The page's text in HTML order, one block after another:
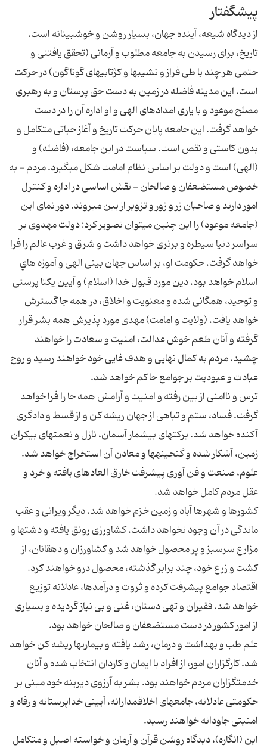
پيشگفتار
از ديدگاه شيعه، آينده جهان، بسيار روشن و خوشبينانه است.
تاريخ، براى رسيدن به جامعه مطلوب و آرمانى (تحقق يافتنى و
حتمى هر چند با طى فراز و نشيب‏ها و كژتابى‏هاى گوناگون) در حركت
است. اين مدينه فاضله در زمين به دست حق پرستان و به رهبرى
مصلح موعود و با يارى امدادهاى الهى و او اداره آن را در دست
خواهد گرفت. اين جامعه پايان حركت تاريخ و آغاز حياتى متكامل و
بدون كاستى و نقص است. سياست در اين جامعه، (فاضله) و
(الهى) است و دولت بر اساس نظام امامت شكل مى‏گيرد. مردم - به
خصوص مستضعفان و صالحان - نقش اساسى در اداره و كنترل
امور دارند و صاحبان زر و زور و تزوير از بين مى‏روند. دور نماى اين
(جامعه موعود) را اين چنين مى‏توان تصوير كرد: دولت مهدوى بر
سراسر دنيا سيطره و برترى خواهد داشت و شرق و غرب عالم را فرا
خواهد گرفت. حكومت او، بر اساس جهان بينى الهى و آموزه هاي
اسلام خواهد بود. دين مورد قبول خدا (اسلام) و آيين يكتا پرستى
و توحيد، همگانى شده و معنويت و اخلاق، در همه جا گسترش
خواهد يافت. (ولايت و امامت) مهدى مورد پذيرش همه بشر قرار
گرفته و آنان طعم خوش عدالت، امنيت و سعادت را خواهند
چشيد. مردم به كمال نهايى و هدف غايى خود خواهند رسيد و روح
عبادت و عبوديت بر جوامع حاكم خواهد شد.
ترس و ناامنى از بين رفته و امنيت و آرامش همه جا را فرا خواهد
گرفت. فساد، ستم و تباهى از جهان ريشه كن و از قسط و دادگرى
آكنده خواهد شد. بركت‏هاى بى‏شمار آسمان، نازل و نعمت‏هاى بى‏كران
زمين، آشكار شده و گنجينه‏ها و معادن آن استخراج خواهد شد.
علوم، صنعت و فن آورى پيشرفت خارق العاده‏اى يافته و خرد و
عقل مردم كامل خواهد شد.
كشورها و شهرها آباد و زمين خرّم خواهد شد. ديگر ويرانى و عقب
ماندگى در آن وجود نخواهد داشت. كشاورزى رونق يافته و دشت‏ها و
مزارع سرسبز و پر محصول خواهد شد و كشاورزان و دهقانان، از
كشت و زرع خود، چند برابر گذشته، محصول درو خواهند كرد.
اقتصاد جوامع پيشرفت كرده و ثروت و درآمدها، عادلانه توزيع
خواهد شد. فقيران و تهى دستان، غنى و بى نياز گرديده و بسيارى
از امور كشور در دست مستضعفان و صالحان خواهد بود.
علم طب و بهداشت و درمان، رشد يافته و بيمارى‏ها ريشه كن خواهد
شد. كارگزاران امور، از افراد با ايمان و كاردان انتخاب شده و آنان
خدمت‏گزاران مردم خواهند بود. بشر به آرزوى ديرينه خود مبنى بر
حكومتى عادلانه، جامعه‏اى اخلاق‏مدارانه، آيينى خداپرستانه و رفاه و
امنيتى جاودانه خواهند رسيد.
اين (انگاره)، ديدگاه روشن قرآن و آرمان و خواسته اصيل و متكامل